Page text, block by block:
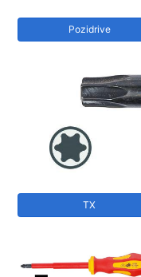
Pozidrive
TX